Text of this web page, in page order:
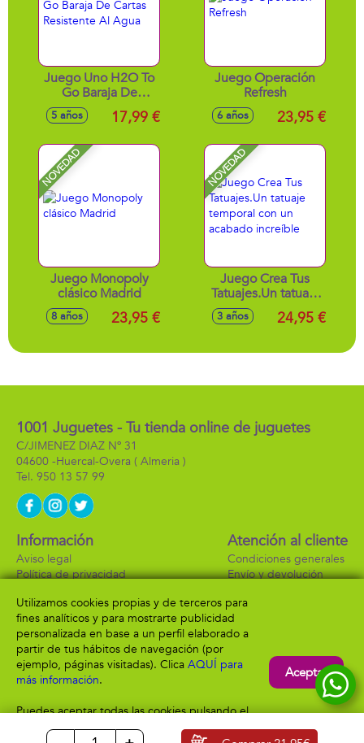
Juego Uno H2O To
Go Baraja De
Cartas Resistente Al
Agua
5 años 17,99 €
Juego Operación
Refresh
6 años 23,95 €
NOVEDAD
Juego Monopoly
clásico Madrid
8 años 23,95 €
NOVEDAD
Juego Crea Tus
Tatuajes.Un tatuaje
temporal con un
acabado increíble
3 años 24,95 €
1001 Juguetes - Tu tienda online de juguetes
C/JIMENEZ DIAZ Nº 31
04600 -Huercal-Overa ( Almeria )
950 13 57 99
Información
Aviso legal
Política de privacidad
Atención al cliente
Condiciones generales
Envío y devolución
Formas de pago
Utilizamos cookies propias y de terceros para
fines analíticos y para mostrarte publicidad
personalizada en base a un perfil elaborado a
partir de tus hábitos de navegación (por
ejemplo, páginas visitadas). Clica AQUÍ para
más información.
Puedes aceptar todas las cookies pulsando el
botón “Aceptar” o configurarlas o rechazar su
Aceptar